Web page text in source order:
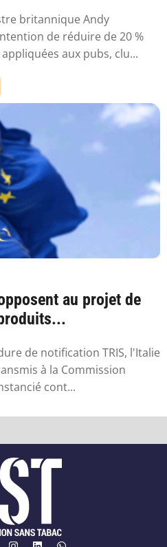
britannique Andy
de réduire de 20 %
aux pubs, clu...
au projet de
de notification TRIS, l'Italie
à la Commission
cont...